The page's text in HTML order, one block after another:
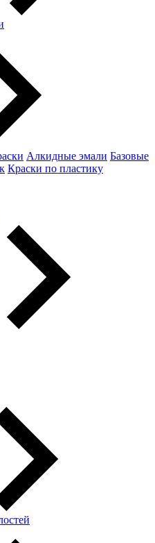
Алкидные эмали Базовые
Краски по пластику